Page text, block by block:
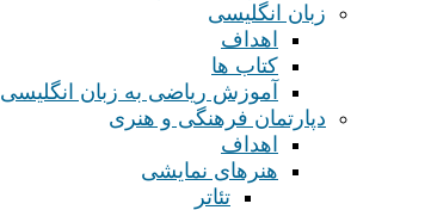
زبان انگلیسی
اهداف
کتاب ها
آموزش ریاضی به زبان انگلیسی
دپارتمان فرهنگی و هنری
اهداف
هنرهای نمایشی
تئاتر